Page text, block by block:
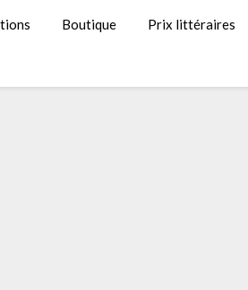
Boutique Prix littéraires